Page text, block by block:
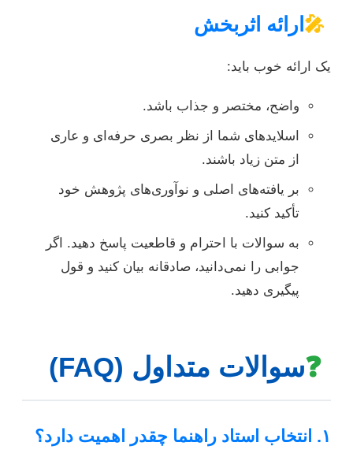
🎤 ارائه اثربخش
یک ارائه خوب باید:
واضح، مختصر و جذاب باشد.
اسلایدهای شما از نظر بصری حرفه‌ای و عاری
از متن زیاد باشند.
بر یافته‌های اصلی و نوآوری‌های پژوهش خود
تأکید کنید.
به سوالات با احترام و قاطعیت پاسخ دهید. اگر
جوابی را نمی‌دانید، صادقانه بیان کنید و قول
پیگیری دهید.
❓سوالات متداول (FAQ)
۱. انتخاب استاد راهنما چقدر اهمیت دارد؟